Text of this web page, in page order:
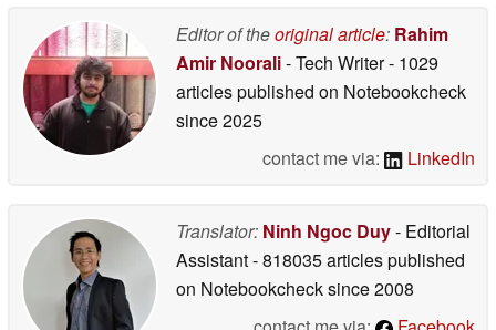
copyright08/26/2025
Editor of theoriginal article: Rahim
Amir Noorali- Tech Writer- 1029
articles published on Notebookcheck
since 2025
contact me via:
LinkedIn
Translator: Ninh Ngoc Duy- Editorial
Assistant- 818035 articles published
on Notebookchecksince 2008